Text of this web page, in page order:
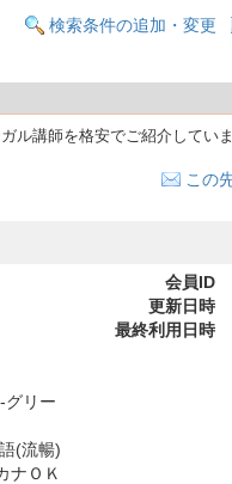
検索条件の追加・変更
ル講師を格安でご紹介していま
この
グリー
(流暢)
ナＯＫ
会員ID
更新日時
最終利用日時